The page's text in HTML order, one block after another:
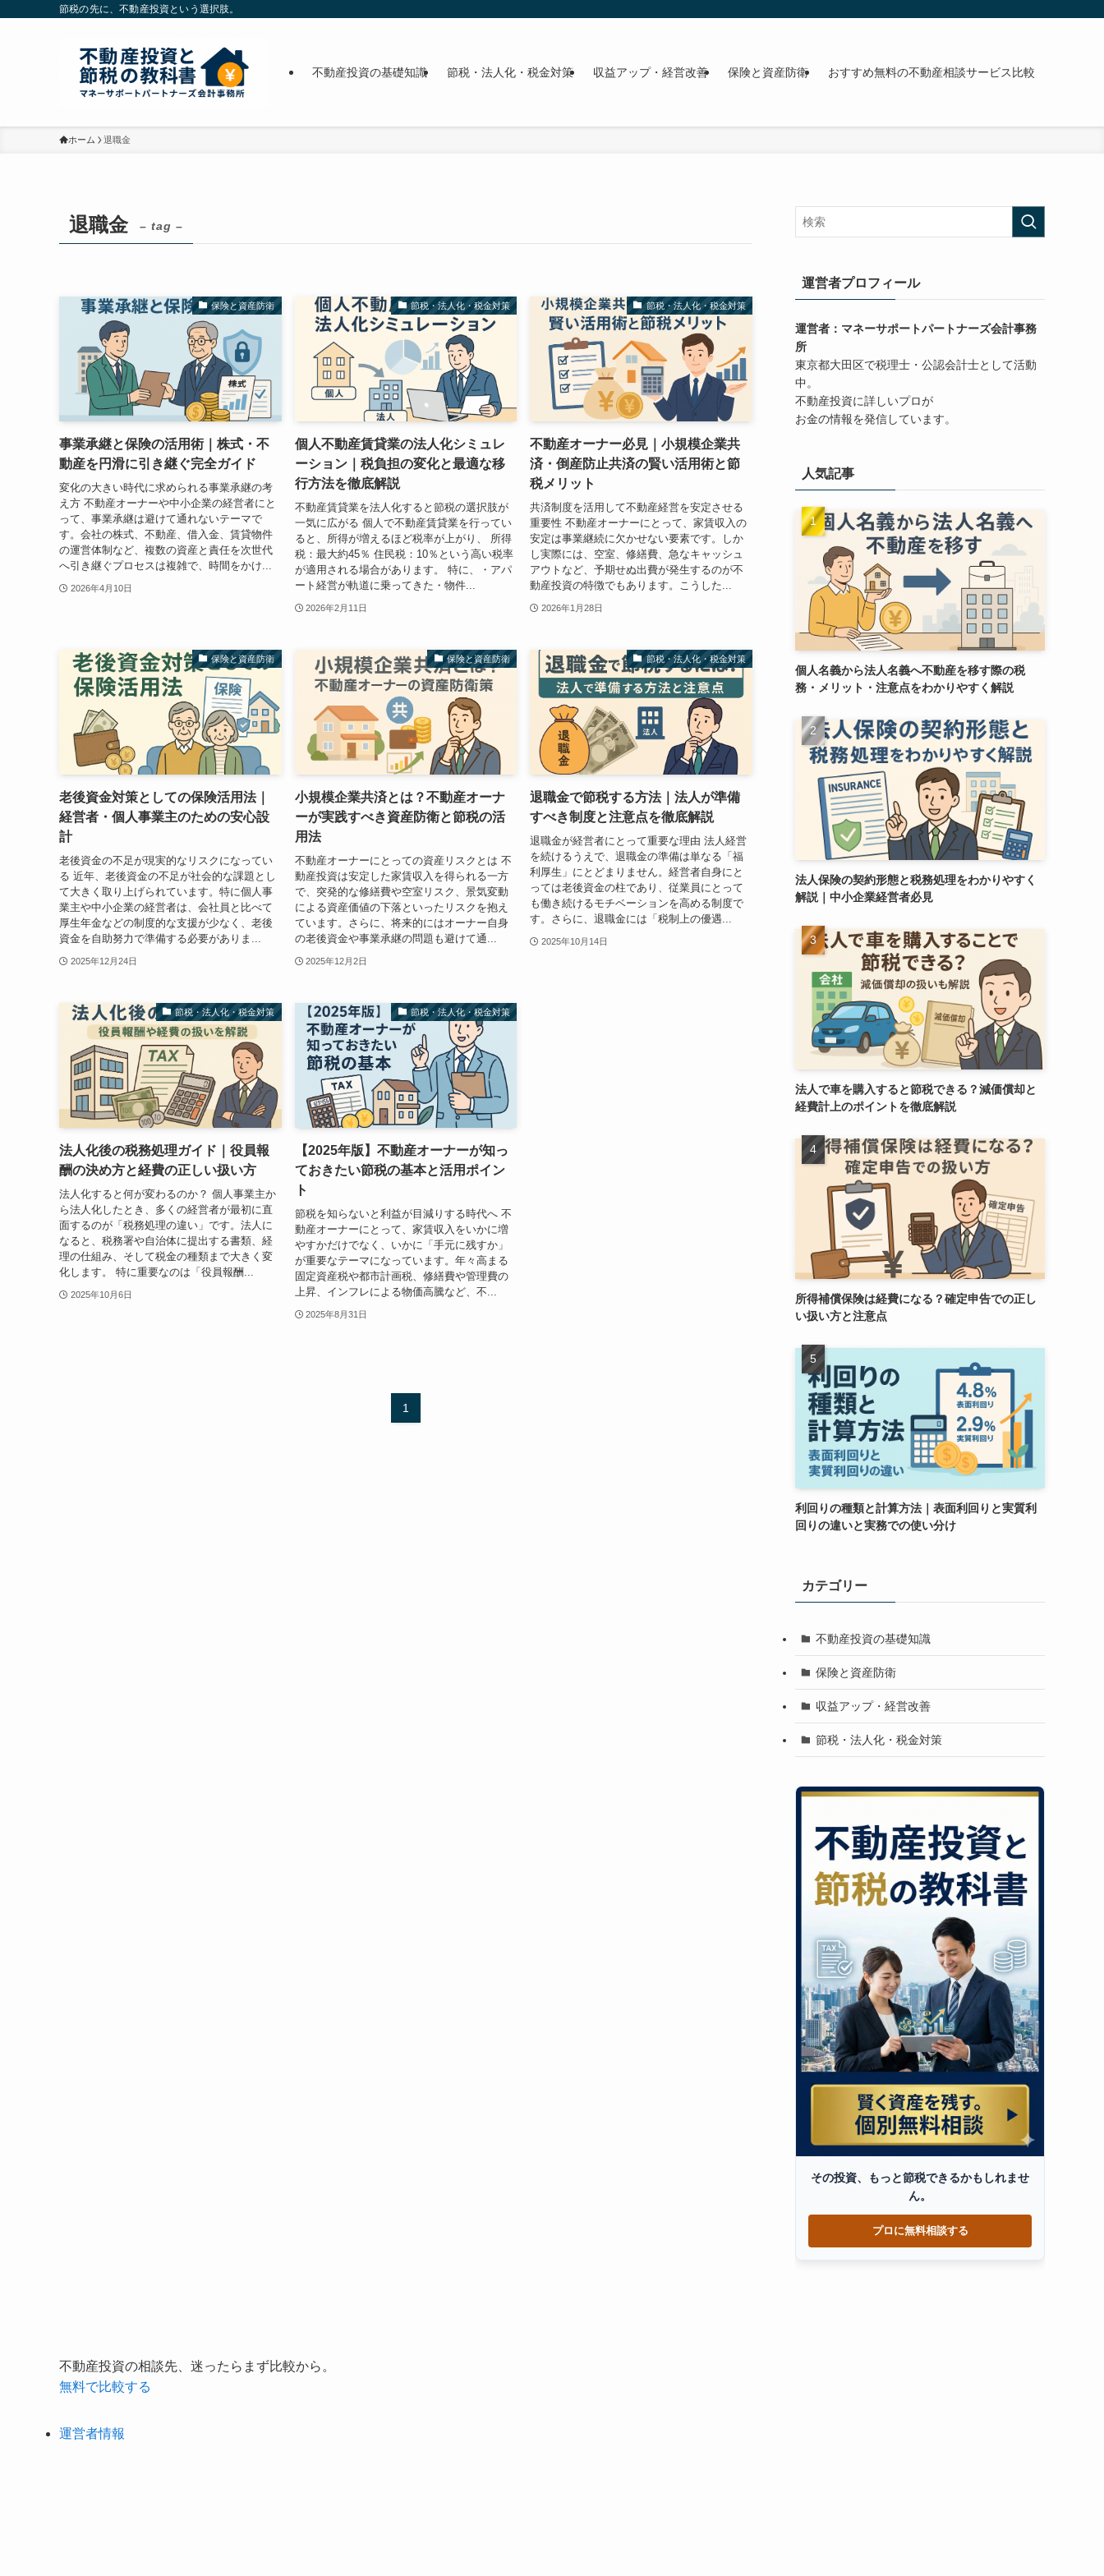
節税の先に、不動産投資という選択肢。
不動産投資の基礎知識 節税・法人化・税金対策 収益アップ・経営改善 保険と資産防衛 おすすめ無料の不動産相談サービス比較
ホーム 退職金
退職金 – tag –
保険と資産防衛
事業承継と保険の活用術｜株式・不
動産を円滑に引き継ぐ完全ガイド
変化の大きい時代に求められる事業承継の考
え方 不動産オーナーや中小企業の経営者にと
って、事業承継は避けて通れないテーマで
す。会社の株式、不動産、借入金、賃貸物件
の運営体制など、複数の資産と責任を次世代
へ引き継ぐプロセスは複雑で、時間をかけ...
2026年4月10日
節税・法人化・税金対策
個人不動産賃貸業の法人化シミュレ
ーション｜税負担の変化と最適な移
行方法を徹底解説
不動産賃貸業を法人化すると節税の選択肢が
一気に広がる 個人で不動産賃貸業を行ってい
ると、所得が増えるほど税率が上がり、 所得
税：最大約45％ 住民税：10％という高い税率
が適用される場合があります。 特に、・アパ
ート経営が軌道に乗ってきた・物件...
2026年2月11日
節税・法人化・税金対策
不動産オーナー必見｜小規模企業共
済・倒産防止共済の賢い活用術と節
税メリット
共済制度を活用して不動産経営を安定させる
重要性 不動産オーナーにとって、家賃収入の
安定は事業継続に欠かせない要素です。しか
し実際には、空室、修繕費、急なキャッシュ
アウトなど、予期せぬ出費が発生するのが不
動産投資の特徴でもあります。こうした...
2026年1月28日
保険と資産防衛
老後資金対策としての保険活用法｜
経営者・個人事業主のための安心設
計
老後資金の不足が現実的なリスクになってい
る 近年、老後資金の不足が社会的な課題とし
て大きく取り上げられています。特に個人事
業主や中小企業の経営者は、会社員と比べて
厚生年金などの制度的な支援が少なく、老後
資金を自助努力で準備する必要がありま...
2025年12月24日
保険と資産防衛
小規模企業共済とは？不動産オーナ
ーが実践すべき資産防衛と節税の活
用法
不動産オーナーにとっての資産リスクとは 不
動産投資は安定した家賃収入を得られる一方
で、突発的な修繕費や空室リスク、景気変動
による資産価値の下落といったリスクを抱え
ています。さらに、将来的にはオーナー自身
の老後資金や事業承継の問題も避けて通...
2025年12月2日
節税・法人化・税金対策
退職金で節税する方法｜法人が準備
すべき制度と注意点を徹底解説
退職金が経営者にとって重要な理由 法人経営
を続けるうえで、退職金の準備は単なる「福
利厚生」にとどまりません。経営者自身にと
っては老後資金の柱であり、従業員にとって
も働き続けるモチベーションを高める制度で
す。さらに、退職金には「税制上の優遇...
2025年10月14日
節税・法人化・税金対策
法人化後の税務処理ガイド｜役員報
酬の決め方と経費の正しい扱い方
法人化すると何が変わるのか？ 個人事業主か
ら法人化したとき、多くの経営者が最初に直
面するのが「税務処理の違い」です。法人に
なると、税務署や自治体に提出する書類、経
理の仕組み、そして税金の種類まで大きく変
化します。 特に重要なのは「役員報酬...
2025年10月6日
節税・法人化・税金対策
【2025年版】不動産オーナーが知っ
ておきたい節税の基本と活用ポイン
ト
節税を知らないと利益が目減りする時代へ 不
動産オーナーにとって、家賃収入をいかに増
やすかだけでなく、いかに「手元に残すか」
が重要なテーマになっています。年々高まる
固定資産税や都市計画税、修繕費や管理費の
上昇、インフレによる物価高騰など、不...
2025年8月31日
1
運営者プロフィール
運営者：マネーサポートパートナーズ会計事務
所
東京都大田区で税理士・公認会計士として活動
中。
不動産投資に詳しいプロが
お金の情報を発信しています。
人気記事
個人名義から法人名義へ不動産を移す際の税
務・メリット・注意点をわかりやすく解説
法人保険の契約形態と税務処理をわかりやすく
解説｜中小企業経営者必見
法人で車を購入すると節税できる？減価償却と
経費計上のポイントを徹底解説
所得補償保険は経費になる？確定申告での正し
い扱い方と注意点
利回りの種類と計算方法｜表面利回りと実質利
回りの違いと実務での使い分け
カテゴリー
不動産投資の基礎知識
保険と資産防衛
収益アップ・経営改善
節税・法人化・税金対策
その投資、もっと節税できるかもしれませ
ん。
プロに無料相談する
不動産投資の相談先、迷ったらまず比較から。
無料で比較する
運営者情報